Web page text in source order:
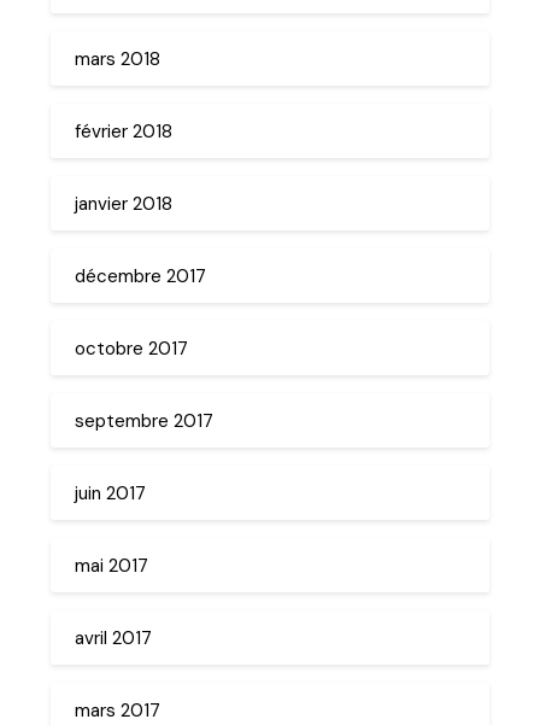
mars 2018
février 2018
janvier 2018
décembre 2017
octobre 2017
septembre 2017
juin 2017
mai 2017
avril 2017
mars 2017